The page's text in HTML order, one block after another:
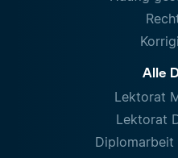
Alle
Lektorat
Lektorat
Diplomarbeit